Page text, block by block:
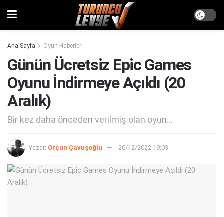
Ana Sayfa Oyun Haberleri
Günün Ücretsiz Epic Games
Oyunu İndirmeye Açıldı (20
Aralık)
Bir kez daha önceden verilmiş olan oyun...
Yazar: Orçun Çavuşoğlu 20/12/2022 19:03